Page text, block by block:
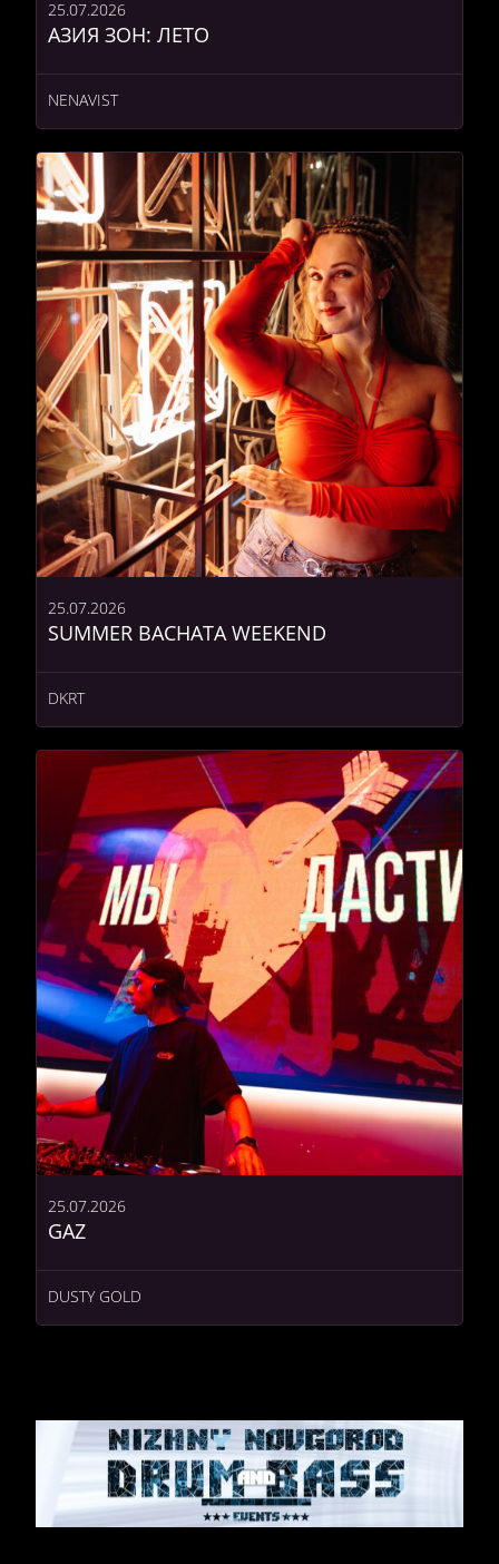
АЗИЯ ЗОН: ЛЕТО
25.07.2026
NENAVIST
SUMMER BACHATA WEEKEND
25.07.2026
DKRT
GAZ
25.07.2026
DUSTY GOLD